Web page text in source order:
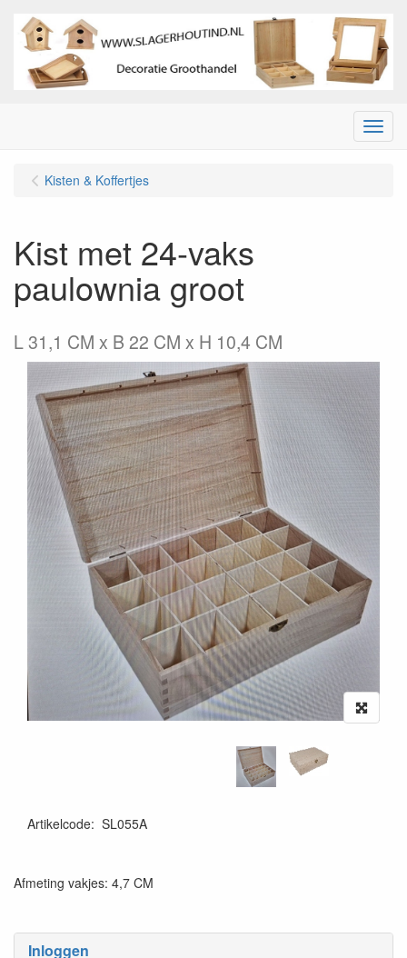
Menu
Inloggen
Kisten & Koffertjes
Kist met 24-vaks
paulownia groot
L 31,1 CM x B 22 CM x H 10,4 CM
Artikelcode: SL055A
Afmeting vakjes: 4,7 CM